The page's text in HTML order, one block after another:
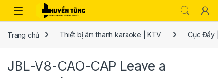
Trang chủ Thiết bị âm thanh karaoke | KTV Cục Đẩy
JBL-V8-CAO-CAP Leave a